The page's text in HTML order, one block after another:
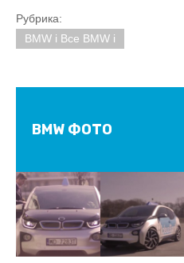
Рубрика:
BMW i Все BMW i
BMW ФОТО